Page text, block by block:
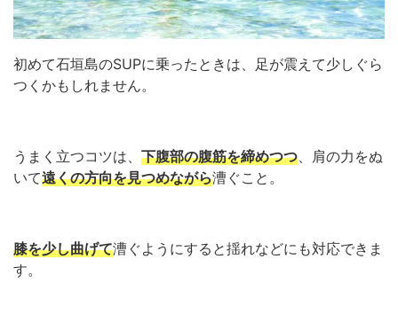
初めて石垣島のSUPに乗ったときは、足が震えて少しぐら
つくかもしれません。
うまく立つコツは、 下腹部の腹筋を締めつつ 、肩の力をぬ
いて遠くの方向を見つめながら漕ぐこと。
膝を少し曲げて漕ぐようにすると揺れなどにも対応できま
す。